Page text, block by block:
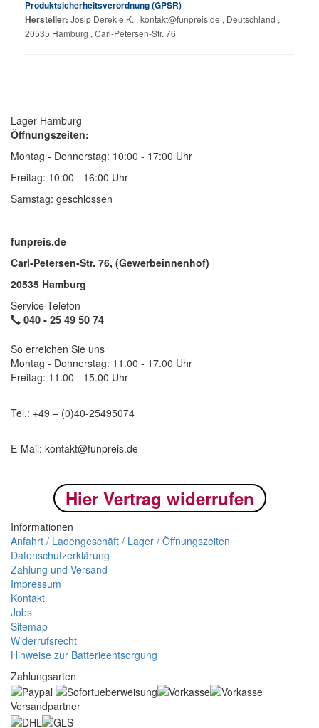
Produktsicherheitsverordnung (GPSR)
Hersteller: Josip Derek e.K. , kontakt@funpreis.de , Deutschland ,
20535 Hamburg , Carl-Petersen-Str. 76
Lager Hamburg
Öffnungszeiten:
Montag - Donnerstag: 10:00 - 17:00 Uhr
Freitag: 10:00 - 16:00 Uhr
Samstag: geschlossen
funpreis.de
Carl-Petersen-Str. 76, (Gewerbeinnenhof)
20535 Hamburg
Service-Telefon
040 -25 49 50 74
So erreichen Sie uns
Montag - Donnerstag: 11.00 - 17.00 Uhr
Freitag: 11.00 - 15.00 Uhr
Tel.: +49 – (0)40-25495074
E-Mail: kontakt@funpreis.de
Hier Vertrag widerrufen
Informationen
Anfahrt / Ladengeschäft / Lager / Öffnungszeiten
Datenschutzerklärung
Zahlung und Versand
Impressum
Kontakt
Jobs
Sitemap
Widerrufsrecht
Hinweise zur Batterieentsorgung
Zahlungsarten
Versandpartner